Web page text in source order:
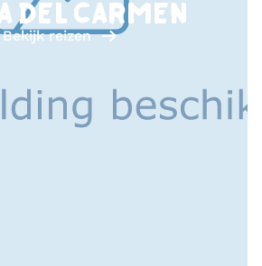
DEL CARMEN
Bekijk reizen